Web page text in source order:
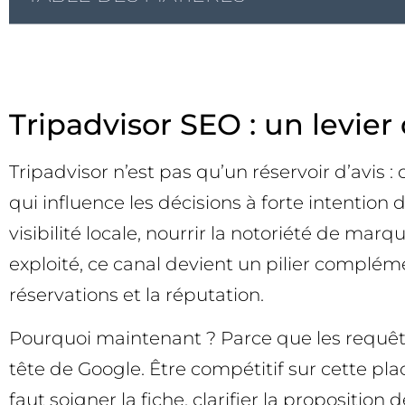
Tripadvisor SEO : un
Tripadvisor n’est pas qu’un réservoir
qui influence les décisions à forte intention
visibilité locale, nourrir la notoriété de
exploité, ce canal devient un pilier
réservations et la réputation.
Pourquoi maintenant ? Parce que les
tête de Google. Être compétitif sur cette
faut soigner la fiche, clarifier la proposition